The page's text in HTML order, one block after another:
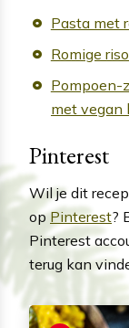
Pasta met
Romige
Pompoen-
met vegan
Pinterest
Wil je dit
opPinterest?
Pinterest
terug kan